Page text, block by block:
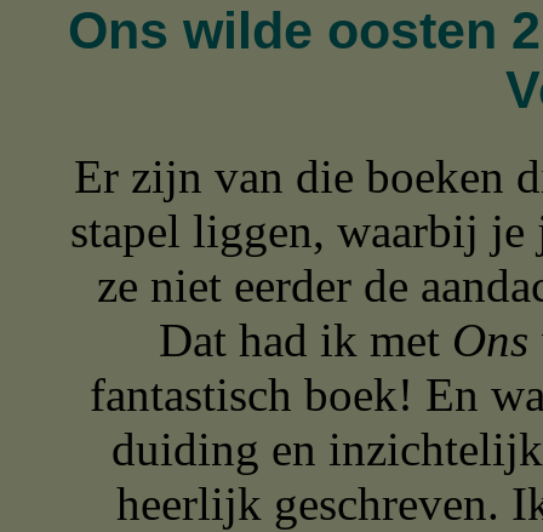
Ons wilde oosten
Er zijn van die boeken
stapel liggen, waarbij je
ze niet eerder de
Dat had ik met
fantastisch boek! En
duiding en
heerlijk geschreven.